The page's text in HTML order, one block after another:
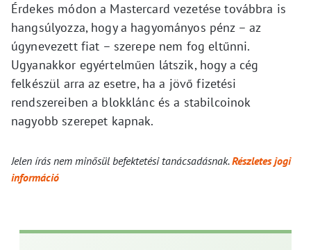
Érdekes módon a Mastercard vezetése továbbra is
hangsúlyozza, hogy a hagyományos pénz – az
úgynevezett fiat – szerepe nem fog eltűnni.
Ugyanakkor egyértelműen látszik, hogy a cég
felkészül arra az esetre, ha a jövő fizetési
rendszereiben a blokklánc és a stabilcoinok
nagyobb szerepet kapnak.
Jelen írás nem minősül befektetési tanácsadásnak.Részletes jogi
információ